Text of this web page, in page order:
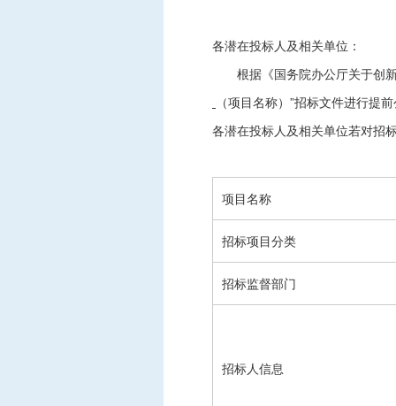
中标信息
项目公告
招投标公开信息
各潜在投标人及相关单位：
根据《国务院办公厅关于创
（项目名称）”招标文件进行提
各潜在投标人及相关单位若对招
项目名称
招标项目分类
招标监督部门
招标人信息